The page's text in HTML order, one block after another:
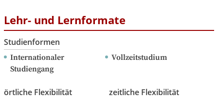
Lehr- und Lernformate
Studienformen
Internationaler
Studiengang
Vollzeitstudium
örtliche Flexibilität zeitliche Flexibilität